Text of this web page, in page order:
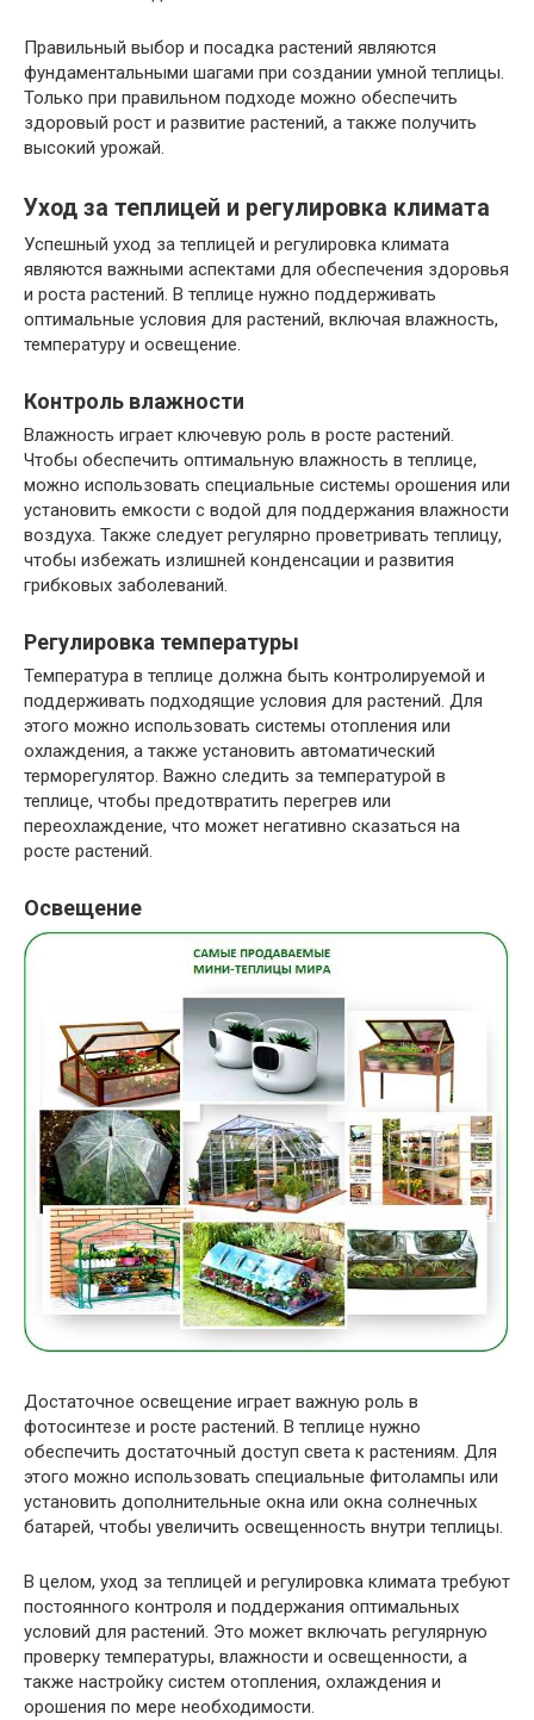
Правильный выбор и посадка растений являются
фундаментальными шагами при создании умной теплицы.
Только при правильном подходе можно обеспечить
здоровый рост и развитие растений, а также получить
высокий урожай.
Уход за теплицей и регулировка климата
Успешный уход за теплицей и регулировка климата
являются важными аспектами для обеспечения здоровья
и роста растений. В теплице нужно поддерживать
оптимальные условия для растений, включая влажность,
температуру и освещение.
Контроль влажности
Влажность играет ключевую роль в росте растений.
Чтобы обеспечить оптимальную влажность в теплице,
можно использовать специальные системы орошения или
установить емкости с водой для поддержания влажности
воздуха. Также следует регулярно проветривать теплицу,
чтобы избежать излишней конденсации и развития
грибковых заболеваний.
Регулировка температуры
Температура в теплице должна быть контролируемой и
поддерживать подходящие условия для растений. Для
этого можно использовать системы отопления или
охлаждения, а также установить автоматический
терморегулятор. Важно следить за температурой в
теплице, чтобы предотвратить перегрев или
переохлаждение, что может негативно сказаться на
росте растений.
Освещение
Достаточное освещение играет важную роль в
фотосинтезе и росте растений. В теплице нужно
обеспечить достаточный доступ света к растениям. Для
этого можно использовать специальные фитолампы или
установить дополнительные окна или окна солнечных
батарей, чтобы увеличить освещенность внутри теплицы.
В целом, уход за теплицей и регулировка климата требуют
постоянного контроля и поддержания оптимальных
условий для растений. Это может включать регулярную
проверку температуры, влажности и освещенности, а
также настройку систем отопления, охлаждения и
орошения по мере необходимости.